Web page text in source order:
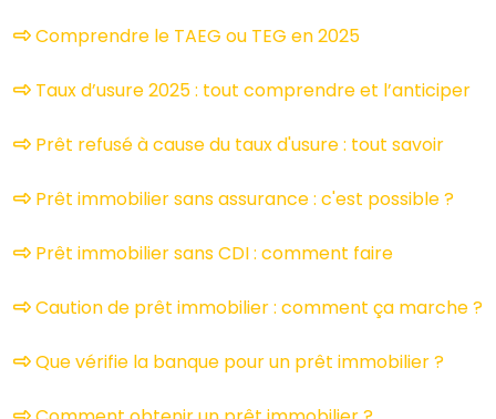
Comprendre le TAEG ou TEG en 2025
Taux d’usure 2025 : tout comprendre et l’anticiper
Prêt refusé à cause du taux d'usure : tout savoir
Prêt immobilier sans assurance : c'est possible ?
Prêt immobilier sans CDI : comment faire
Caution de prêt immobilier : comment ça marche ?
Que vérifie la banque pour un prêt immobilier ?